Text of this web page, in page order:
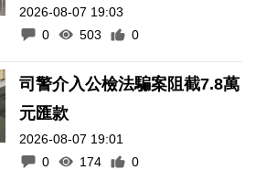
2026-08-07 19:03
0
503 0
司警介入公檢法騙案阻截7.8萬
元匯款
2026-08-07 19:01
0
174 0